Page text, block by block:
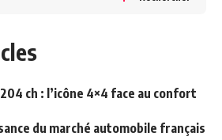
ch : l’icône 4×4 face au confort
du marché automobile français